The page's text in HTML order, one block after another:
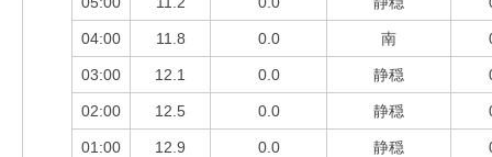
04:00 11.8 0.0 南
03:00 12.1 0.0 静穏
02:00 12.5 0.0 静穏
01:00 12.9 0.0 静穏